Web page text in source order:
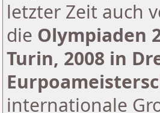
letzter Zeit auch
die Olympiaden
Turin, 2008 in
internationale